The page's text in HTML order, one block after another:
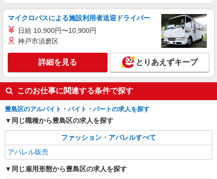
マイクロバスによる施設利用者送迎ドライバー
日給 10,900円〜10,900円
神戸市須磨区
詳細を見る とりあえずキープ
このお仕事に関連する条件で探す
豊島区のアルバイト・バイト・パートの求人を探す
同じ職種から豊島区の求人を探す
ファッション・アパレルすべて
アパレル販売
同じ雇用形態から豊島区の求人を探す